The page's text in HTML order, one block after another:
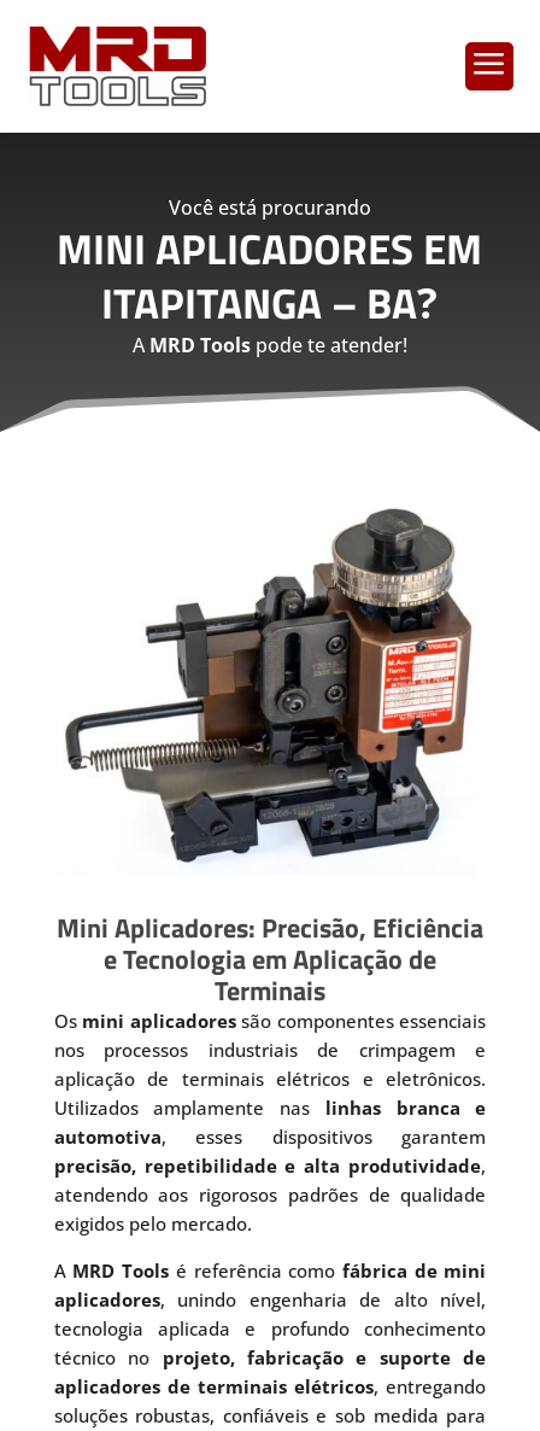
a
Você está procurando
MINI APLICADORES EM
ITAPITANGA – BA?
AMRD Toolspode te atender!
Mini Aplicadores: Precisão, Eficiência
e Tecnologia em Aplicação de
Terminais
Os mini aplicadoressão componentes essenciais
nos processos industriais de crimpagem e
aplicação de terminais elétricos e eletrônicos.
Utilizados amplamente nas linhas branca e
automotiva, esses dispositivos garantem
precisão, repetibilidade e alta produtividade,
atendendo aos rigorosos padrões de qualidade
exigidos pelo mercado.
A MRD Tools é referência como fábrica de mini
aplicadores, unindo engenharia de alto nível,
tecnologia aplicada e profundo conhecimento
técnico no projeto, fabricação e suporte de
aplicadores de terminais elétricos, entregando
soluções robustas, confiáveis e sob medida para